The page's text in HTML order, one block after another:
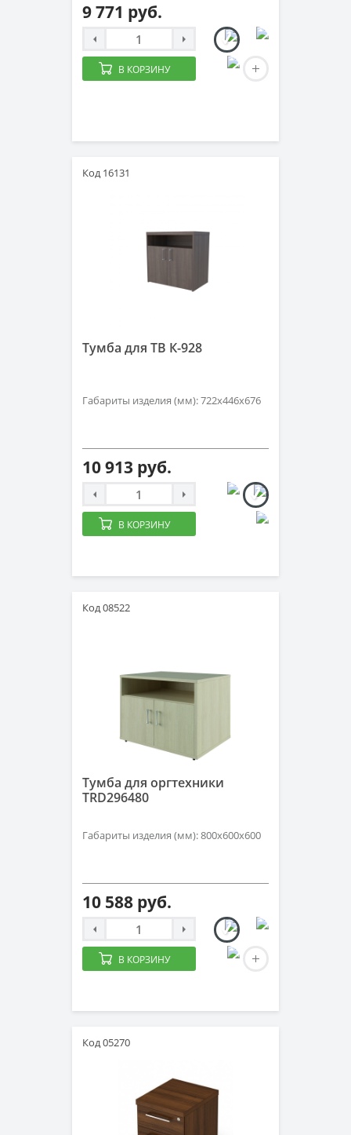
9 771 руб.
В КОРЗИНУ
Код 16131
Тумба для ТВ К-928
Габариты изделия (мм): 722х446х676
10 913 руб.
В КОРЗИНУ
Код 08522
Тумба для оргтехники
TRD296480
Габариты изделия (мм): 800х600х600
10 588 руб.
В КОРЗИНУ
Код 05270